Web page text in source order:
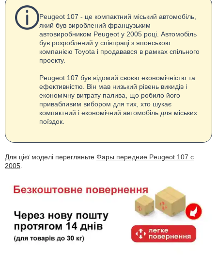
Peugeot 107 - це компактний міський автомобіль,
який був вироблений французьким
автовиробником Peugeot у 2005 році. Автомобіль
був розроблений у співпраці з японською
компанією Toyota і продавався в рамках спільного
проекту.
Peugeot 107 був відомий своєю економічністю та
ефективністю. Він мав низький рівень викидів і
економічну витрату палива, що робило його
привабливим вибором для тих, хто шукає
компактний і економічний автомобіль для міських
поїздок.
Для цієї моделі перегляньте Фары передние Peugeot 107 с
2005